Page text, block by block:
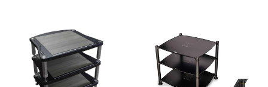
precio
original
era:
$3.990.000.
$2.990.000.
original
era:
$4.990.000.